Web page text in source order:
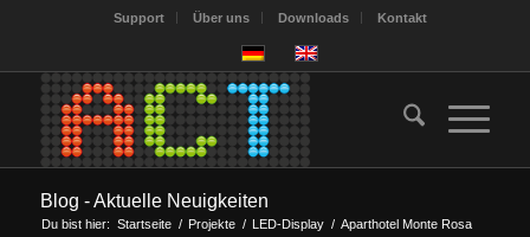
Support Über uns Downloads Kontakt
Blog - Aktuelle Neuigkeiten
Du bist hier: Startseite / Projekte / LED-Display / Aparthotel Monte Rosa